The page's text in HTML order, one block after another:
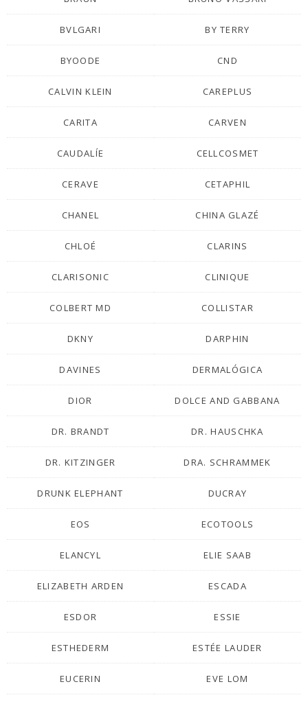
BVLGARI BY TERRY
BYOODE CND
CALVIN KLEIN CAREPLUS
CARITA CARVEN
CAUDALÍE CELLCOSMET
CERAVE CETAPHIL
CHANEL CHINA GLAZÉ
CHLOÉ CLARINS
CLARISONIC CLINIQUE
COLBERT MD COLLISTAR
DKNY DARPHIN
DAVINES DERMALÓGICA
DIOR DOLCE AND GABBANA
DR. BRANDT DR. HAUSCHKA
DR. KITZINGER DRA. SCHRAMMEK
DRUNK ELEPHANT DUCRAY
EOS ECOTOOLS
ELANCYL ELIE SAAB
ELIZABETH ARDEN ESCADA
ESDOR ESSIE
ESTHEDERM ESTÉE LAUDER
EUCERIN EVE LOM